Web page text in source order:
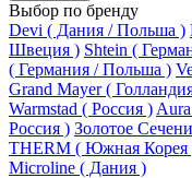
Выбор по бренду
Devi ( Дания / Польша )
Швеция ) Shtein (
( Германия / Польша )
Grand Mayer (
Warmstad ( Россия )
Россия ) Золотое
THERM ( Южная Корея
Microline ( Дания )